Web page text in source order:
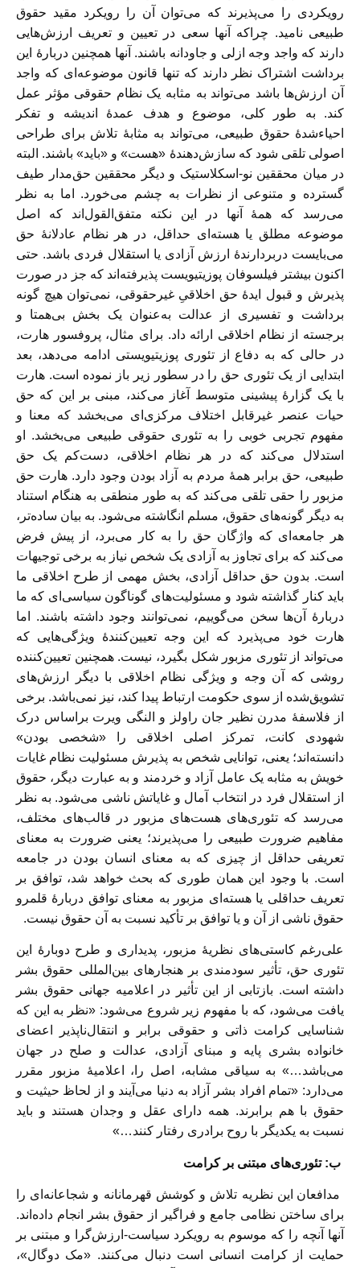
رویکردی را می‌پذیرند که می‌توان آن را رویکرد مقید حقوق
طبیعی نامید. چراکه آنها سعی در تعیین و تعریف ارزش‌هایی
دارند که واجد وجه ازلی و جاودانه باشند. آنها همچنین دربارۀ این
برداشت اشتراک نظر دارند که تنها قانون موضوعه‌ای که واجد
آن ارزش‌ها باشد می‌تواند به مثابه یک نظام حقوقی مؤثر عمل
کند. به طور کلی، موضوع و هدف عمدۀ اندیشه و تفکر
احیاءشدۀ حقوق طبیعی، می‌تواند به مثابۀ تلاش برای طراحی
اصولی تلقی شود که سازش‌دهندۀ «هست» و «باید» باشند. البته
در میان محققین نو-اسکلاستیک و دیگر محققین حق‌مدار طیف
گسترده و متنوعی از نظرات به چشم می‌خورد. اما به نظر
می‌رسد که همۀ آنها در این نکته متفق‌القول‌اند که اصل
موضوعه مطلق یا هسته‌ای حداقل، در هر نظام عادلانۀ حق
می‌بایست دربردارندۀ ارزش آزادی یا استقلال فردی باشد. حتی
اکنون بیشتر فیلسوفان پوزیتیویست پذیرفته‌اند که جز در صورت
پذیرش و قبول ایدۀ حق اخلاقیِ غیرحقوقی، نمی‌توان هیچ گونه
برداشت و تفسیری از عدالت به‌عنوان یک بخش بی‌همتا و
برجسته از نظام اخلاقی ارائه داد. برای مثال، پروفسور هارت،
در حالی که به دفاع از تئوری پوزیتیویستی ادامه می‌دهد، بعد
ابتدایی از یک تئوری حق را در سطور زیر باز نموده است. هارت
با یک گزارۀ پیشینی متوسط آغاز می‌کند، مبنی بر این که حق
حیات عنصر غیرقابل اختلاف مرکزی‌ای می‌بخشد که معنا و
مفهوم تجربی خوبی را به تئوری حقوقی طبیعی می‌بخشد. او
استدلال می‌کند که در هر نظام اخلاقی، دست‌کم یک حق
طبیعی، حق برابر همۀ مردم به آزاد بودن وجود دارد. هارت حق
مزبور را حقی تلقی می‌کند که به طور منطقی به هنگام استناد
به دیگر گونه‌های حقوق، مسلم انگاشته می‌شود. به بیان ساده‌تر،
هر جامعه‌ای که واژگان حق را به کار می‌برد، از پیش فرض
می‌کند که برای تجاوز به آزادی یک شخص نیاز به برخی توجیهات
است. بدون حق حداقل آزادی، بخش مهمی از طرح اخلاقی ما
باید کنار گذاشته شود و مسئولیت‌های گوناگون سیاسی‌ای که ما
دربارۀ آن‌ها سخن می‌گوییم، نمی‌توانند وجود داشته باشند. اما
هارت خود می‌پذیرد که این وجه تعیین‌کنندۀ ویژگی‌هایی که
می‌تواند از تئوری مزبور شکل بگیرد، نیست. همچنین تعیین‌کننده
روشی که آن وجه و ویژگی نظام اخلاقی با دیگر ارزش‌های
تشویق‌شده از سوی حکومت ارتباط پیدا کند، نیز نمی‌باشد. برخی
از فلاسفۀ مدرن نظیر جان راولز و النگی ویرت براساس درک
شهودی کانت، تمرکز اصلی اخلاقی را «شخصی بودن»
دانسته‌اند؛ یعنی، توانایی شخص به پذیرش مسئولیت نظام غایات
خویش به مثابه یک عامل آزاد و خردمند و به عبارت دیگر، حقوق
از استقلال فرد در انتخاب آمال و غایاتش ناشی می‌شود. به نظر
می‌رسد که تئوری‌های هست‌های مزبور در قالب‌های مختلف،
مفاهیم ضرورت طبیعی را می‌پذیرند؛ یعنی ضرورت به معنای
تعریفی حداقل از چیزی که به معنای انسان بودن در جامعه
است. با وجود این همان طوری که بحث خواهد شد، توافق بر
تعریف حداقلی یا هسته‌ای مزبور به معنای توافق دربارۀ قلمرو
حقوق ناشی از آن و یا توافق بر تأکید نسبت به آن حقوق نیست.
علی‌رغم کاستی‌های نظریۀ مزبور، پدیداری و طرح دوبارۀ این
تئوری حق، تأثیر سودمندی بر هنجارهای بین‌المللی حقوق بشر
داشته است. بازتابی از این تأثیر در اعلامیه جهانی حقوق بشر
یافت می‌شود، که با مفهوم زیر شروع می‌شود: «نظر به این که
شناسایی کرامت ذاتی و حقوقی برابر و انتقال‌ناپذیر اعضای
خانواده بشری پایه و مبنای آزادی، عدالت و صلح در جهان
می‌باشد…» به سیاقی مشابه، اصل را، اعلامیۀ مزبور مقرر
می‌دارد: «تمام افراد بشر آزاد به دنیا می‌آیند و از لحاظ حیثیت و
حقوق با هم برابرند. همه دارای عقل و وجدان هستند و باید
نسبت به یکدیگر با روح برادری رفتار کنند…»
ب: تئوری‌های مبتنی بر کرامت
مدافعان این نظریه تلاش و کوشش قهرمانانه و شجاعانه‌ای را
برای ساختن نظامی جامع و فراگیر از حقوق بشر انجام داده‌اند.
آنها آنچه را که موسوم به رویکرد سیاست-ارزش‌گرا و مبتنی بر
حمایت از کرامت انسانی است دنبال می‌کنند. «مک دوگال»،